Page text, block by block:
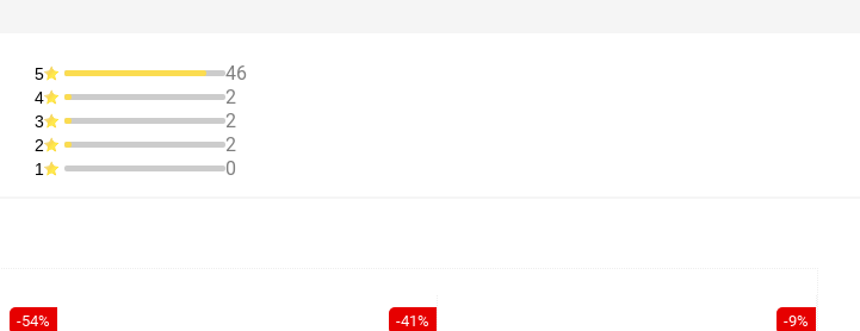
5 46
4 2
3 2
2 2
1 0
-54% -41% -9%